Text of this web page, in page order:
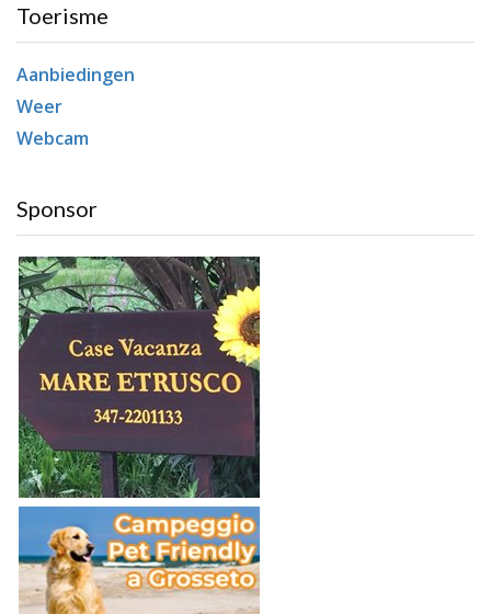
Toerisme
Aanbiedingen
Weer
Webcam
Sponsor